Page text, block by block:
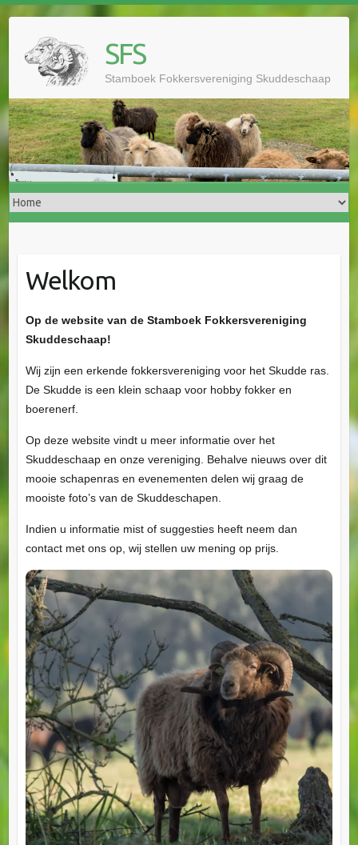
inhoud
SFS
Stamboek Fokkersvereniging Skuddeschaap
Welkom
Op de website van de Stamboek Fokkersvereniging
Skuddeschaap!
Wij zijn een erkende fokkersvereniging voor het Skudde ras.
De Skudde is een klein schaap voor hobby fokker en
boerenerf.
Op deze website vindt u meer informatie over het
Skuddeschaap en onze vereniging. Behalve nieuws over dit
mooie schapenras en evenementen delen wij graag de
mooiste foto’s van de Skuddeschapen.
Indien u informatie mist of suggesties heeft neem dan
contact met ons op, wij stellen uw mening op prijs.